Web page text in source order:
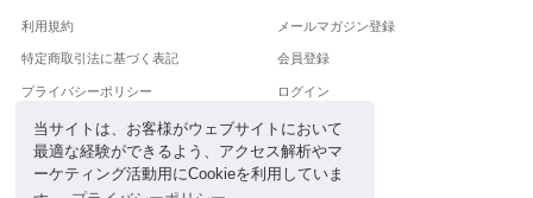
当サイトは、お客様がウェブサイトにおいて
最適な経験ができるよう、アクセス解析やマ
ーケティング活動用にCookieを利用していま
利用規約
特定商取引法に基づく表記
プライバシーポリシー
運営会社
お問合せ
メールマガジン登録
会員登録
ログイン